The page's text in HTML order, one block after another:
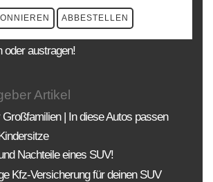
oder austragen!
Artikel
| In diese Autos passen
Nachteile eines SUV!
Kfz-Versicherung für deinen SUV